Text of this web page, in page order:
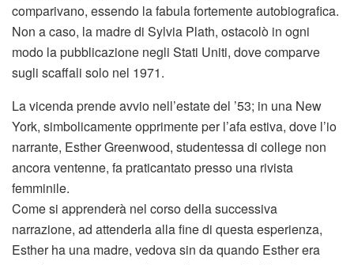
comparivano, essendo la fabula fortemente autobiografica.
Non a caso, la madre di Sylvia Plath, ostacolò in ogni
modo la pubblicazione negli Stati Uniti, dove comparve
sugli scaffali solo nel 1971.
La vicenda prende avvio nell’estate del ’53; in una New
York, simbolicamente opprimente per l’afa estiva, dove l’io
narrante, Esther Greenwood, studentessa di college non
ancora ventenne, fa praticantato presso una rivista
femminile.
Come si apprenderà nel corso della successiva
narrazione, ad attenderla alla fine di questa esperienza,
Esther ha una madre, vedova sin da quando Esther era